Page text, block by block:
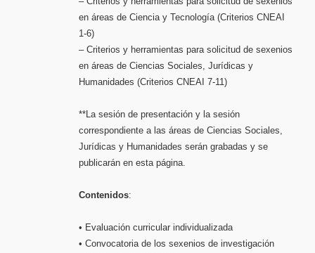
en áreas de Ciencia y Tecnología (Criterios CNEAI
1-6)
– Criterios y herramientas para solicitud de sexenios
en áreas de Ciencias Sociales, Jurídicas y
Humanidades (Criterios CNEAI 7-11)
**La sesión de presentación y la sesión
correspondiente a las áreas de Ciencias Sociales,
Jurídicas y Humanidades serán grabadas y se
publicarán en esta página.
Contenidos:
• Evaluación curricular individualizada
• Convocatoria de los sexenios de investigación